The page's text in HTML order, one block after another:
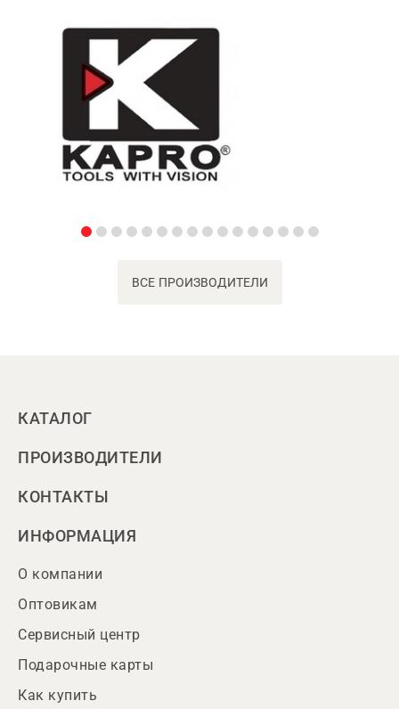
ВСЕ ПРОИЗВОДИТЕЛИ
КАТАЛОГ
ПРОИЗВОДИТЕЛИ
КОНТАКТЫ
ИНФОРМАЦИЯ
О компании
Оптовикам
Сервисный центр
Подарочные карты
Как купить